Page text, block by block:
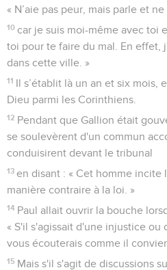
« N’aie pas peur, mais parle et ne
10 car je suis moi-même avec toi
toi pour te faire du mal. En effet,
dans cette ville. »
11 Il s’établit là un an et six mois,
Dieu parmi les Corinthiens.
12 Pendant que Gallion était
se soulevèrent d'un commun
conduisirent devant le tribunal
13 en disant : « Cet homme incite
manière contraire à la loi. »
14 Paul allait ouvrir la bouche
« S'il s'agissait d'une injustice ou
vous écouterais comme il
15 Mais s'il s'agit de discussions